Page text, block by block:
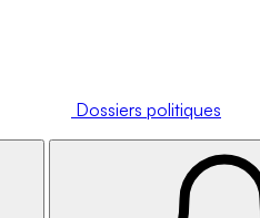
Dossiers politiques